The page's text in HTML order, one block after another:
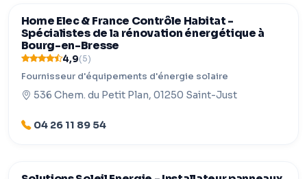
Home Elec & France Contrôle Habitat -
Spécialistes de la rénovation énergétique à
Bourg-en-Bresse
4,9(5)
Fournisseur d'équipements d'énergie solaire
536 Chem. du Petit Plan, 01250 Saint-Just
04 26 11 89 54